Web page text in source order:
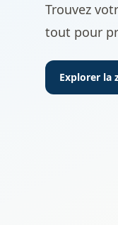
Trouvez
tout pour
Explorer la